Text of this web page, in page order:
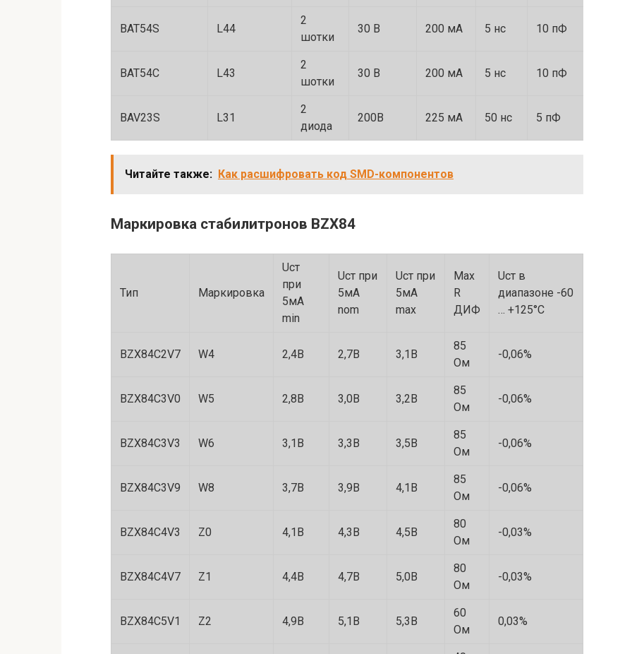
BAT54S L44
2
шотки
30 В 200 мА 5 нс 10 пФ
BAT54C L43
2
шотки
30 В 200 мА 5 нс 10 пФ
BAV23S L31
2
диода
200В 225 мА 50 нс 5 пФ
Читайте также: Как расшифровать код SMD-компонентов
Маркировка стабилитронов BZX84
Тип Маркировка
Uст
при
5мА
min
Uст при
5мА
nom
Uст при
5мА
max
Max
R
ДИФ
Uст в
диапазоне -60
… +125°С
BZX84C2V7 W4 2,4B 2,7B 3,1B
85
Oм
-0,06%
BZX84C3V0 W5 2,8B 3,0B 3,2B
85
Oм
-0,06%
BZX84C3V3 W6 3,1В 3,3В 3,5В
85
Ом
-0,06%
BZX84C3V9 W8 3,7В 3,9В 4,1В
85
Ом
-0,06%
BZX84C4V3 Z0 4,1B 4,3B 4,5B
80
Ом
-0,03%
BZX84C4V7 Z1 4,4В 4,7В 5,0В
80
Ом
-0,03%
BZX84C5V1 Z2 4,9B 5,1B 5,3B
60
Ом
0,03%